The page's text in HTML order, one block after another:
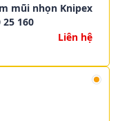
mũi nhọn Knipex
25 160
Liên hệ